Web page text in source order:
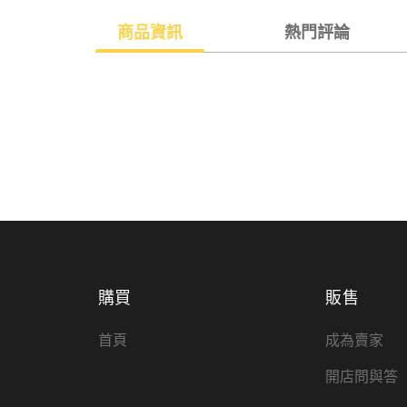
商品資訊 熱門評論
購買
首頁
販售
成為賣家
開店問與答